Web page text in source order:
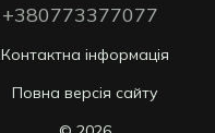
+380773377077
Контактна інформація
Повна версія сайту